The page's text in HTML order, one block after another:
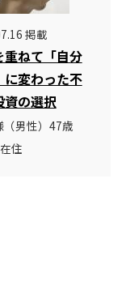
掲載
重ねて「自分
に変わった不
資の選択
（男性）47歳
住